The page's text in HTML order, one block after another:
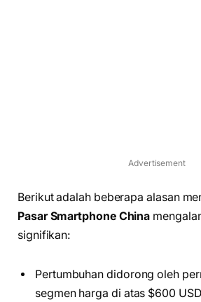
Advertisement
Berikut adalah beberapa alasan
Pasar Smartphone China
signifikan:
Pertumbuhan didorong oleh
segmen harga di atas $600